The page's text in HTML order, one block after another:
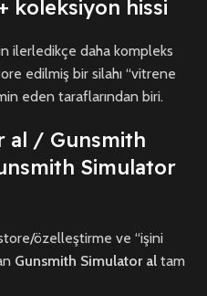
koleksiyon hissi
ilerledikçe daha kompleks
edilmiş bir silahı “vitrene
eden taraflarından biri.
al / Gunsmith
Simulator
özelleştirme ve “işini
Gunsmith Simulator al tam